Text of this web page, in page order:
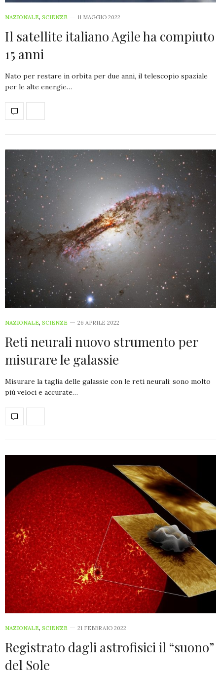
NAZIONALE, SCIENZE 11 MAGGIO 2022
Il satellite italiano Agile ha compiuto
15 anni
Nato per restare in orbita per due anni, il telescopio spaziale
per le alte energie…
NAZIONALE, SCIENZE 26 APRILE 2022
Reti neurali nuovo strumento per
misurare le galassie
Misurare la taglia delle galassie con le reti neurali: sono molto
più veloci e accurate…
NAZIONALE, SCIENZE 21 FEBBRAIO 2022
Registrato dagli astrofisici il “suono”
del Sole